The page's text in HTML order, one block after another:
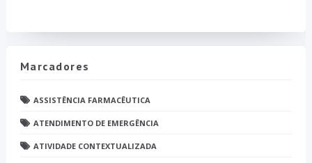
Marcadores
ASSISTÊNCIA FARMACÊUTICA
ATENDIMENTO DE EMERGÊNCIA
ATIVIDADE CONTEXTUALIZADA